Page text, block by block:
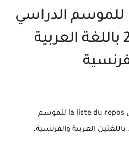
للموسم الدراسي
2024/2025 باللغة العربية
إليكم لائحة العطل la liste du repos للموسم